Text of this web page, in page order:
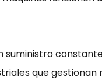
suministro
que gestionan